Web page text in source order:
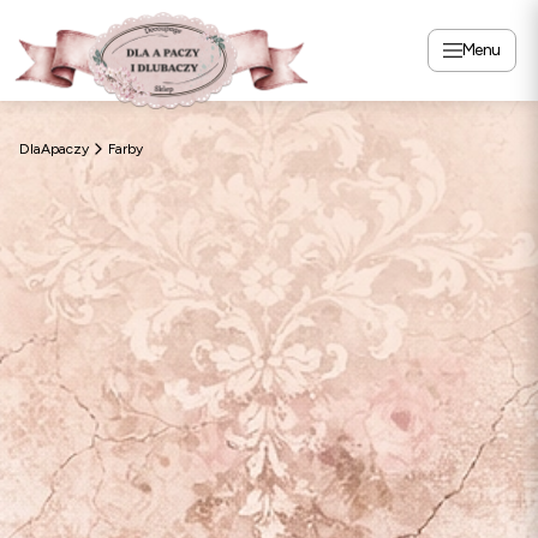
Menu
DlaApaczy Farby